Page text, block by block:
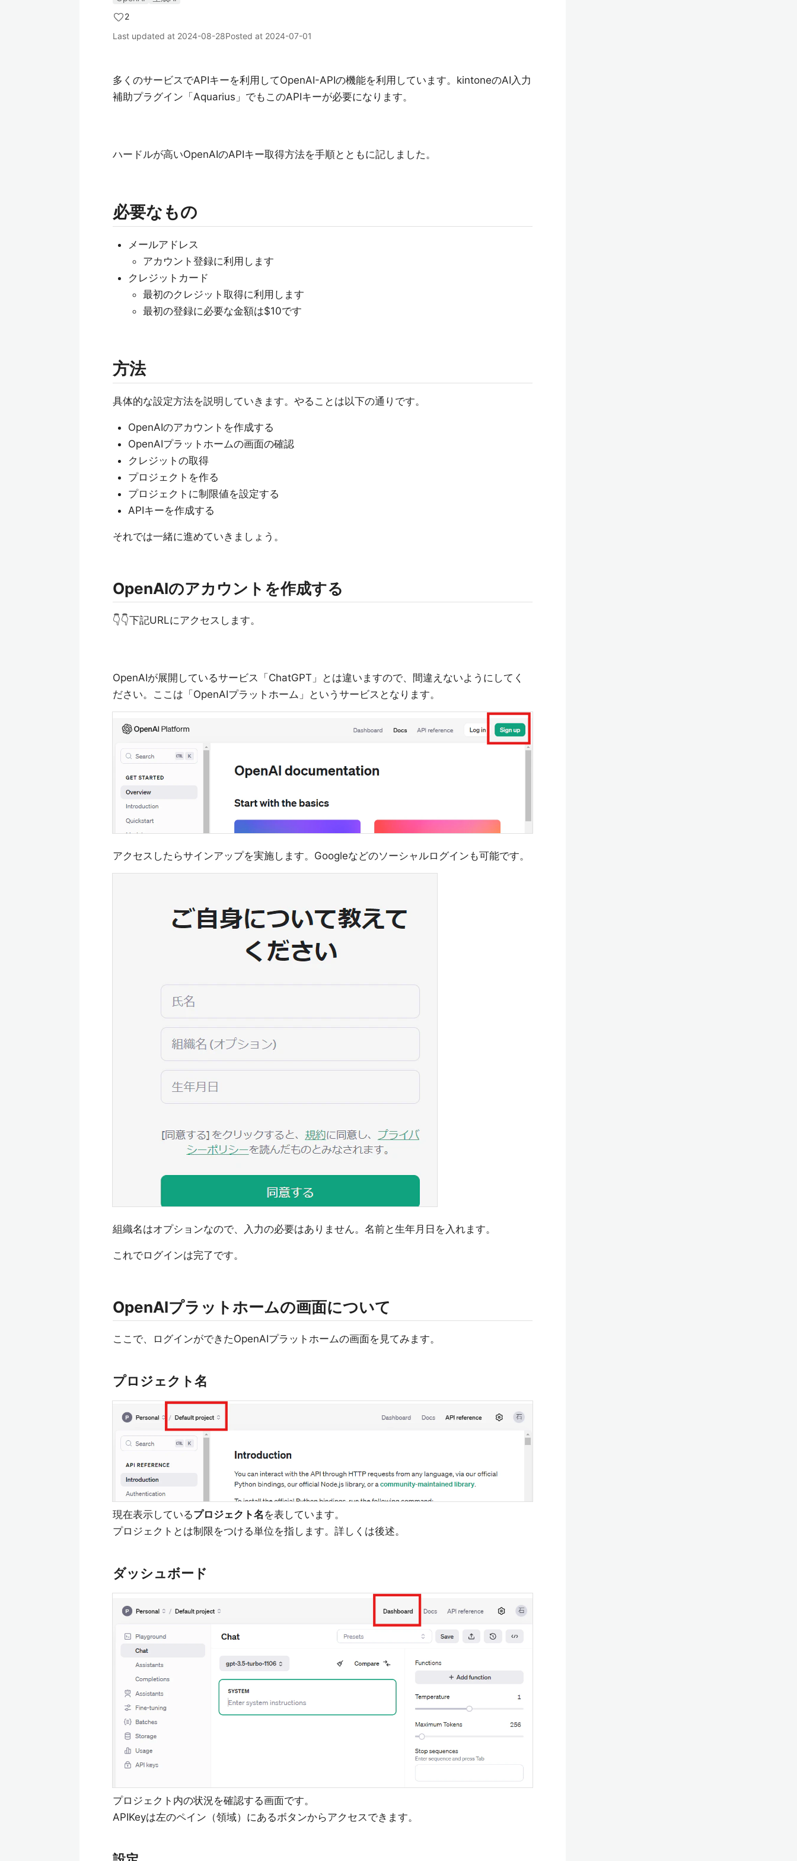
2
Last updated at 2024-08-28Posted at 2024-07-01
多くのサービスでAPIキーを利用してOpenAI-APIの機能を利用しています。kintoneのAI入力
補助プラグイン「Aquarius」でもこのAPIキーが必要になります。
ハードルが高いOpenAIのAPIキー取得方法を手順とともに記しました。
必要なもの
メールアドレス
アカウント登録に利用します
クレジットカード
最初のクレジット取得に利用します
最初の登録に必要な金額は$10です
方法
具体的な設定方法を説明していきます。やることは以下の通りです。
OpenAIのアカウントを作成する
OpenAIプラットホームの画面の確認
クレジットの取得
プロジェクトを作る
プロジェクトに制限値を設定する
APIキーを作成する
それでは一緒に進めていきましょう。
OpenAIのアカウントを作成する
👇👇下記URLにアクセスします。
OpenAIが展開しているサービス「ChatGPT」とは違いますので、間違えないようにしてく
ださい。ここは「OpenAIプラットホーム」というサービスとなります。
アクセスしたらサインアップを実施します。Googleなどのソーシャルログインも可能です。
組織名はオプションなので、入力の必要はありません。名前と生年月日を入れます。
これでログインは完了です。
OpenAIプラットホームの画面について
ここで、ログインができたOpenAIプラットホームの画面を見てみます。
プロジェクト名
現在表示しているプロジェクト名 を表しています。
プロジェクトとは制限をつける単位を指します。詳しくは後述。
ダッシュボード
プロジェクト内の状況を確認する画面です。
APIKeyは左のペイン（領域）にあるボタンからアクセスできます。